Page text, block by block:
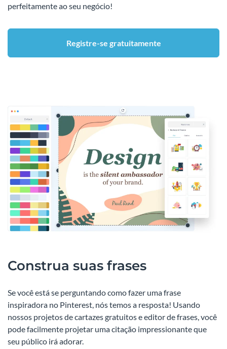
perfeitamente ao seu negócio!
Registre-se gratuitamente
Construa suas frases
Se você está se perguntando como fazer uma frase
inspiradora no Pinterest, nós temos a resposta! Usando
nossos projetos de cartazes gratuitos e editor de frases, você
pode facilmente projetar uma citação impressionante que
seu público irá adorar.